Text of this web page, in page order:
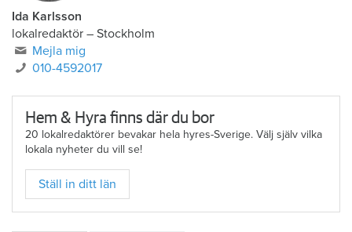
Ida Karlsson
lokalredaktör – Stockholm
Mejla mig
010-4592017
Hem & Hyra finns där du bor
20 lokalredaktörer bevakar hela hyres-Sverige. Välj själv vilka
lokala nyheter du vill se!
Ställ in ditt län